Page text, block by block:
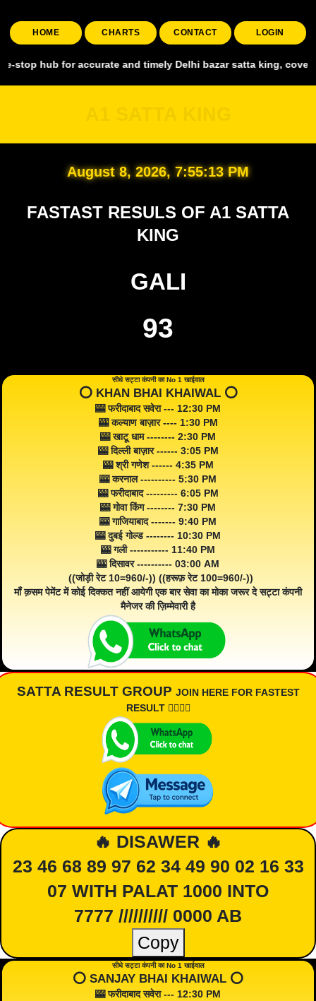
HOME CHARTS CONTACT LOGIN
for accurate and timely Delhi bazar satta king, covering all
August 8, 2026, 7:55:14 PM
FASTAST RESULS OF A1 SATTA
KING
GALI
93
सीधे सट्टा कंपनी का No 1 खाईवाल
⭕️ KHAN BHAI KHAIWAL ⭕️
🎰 फरीदाबाद सवेरा --- 12:30 PM
🎰 कल्याण बाज़ार ---- 1:30 PM
🎰 खाटू धाम -------- 2:30 PM
🎰 दिल्ली बाज़ार ------ 3:05 PM
🎰 श्री गणेश ------ 4:35 PM
🎰 करनाल ---------- 5:30 PM
🎰 फरीदाबाद --------- 6:05 PM
🎰 गोवा किंग -------- 7:30 PM
🎰 गाजियाबाद ------- 9:40 PM
🎰 दुबई गोल्ड -------- 10:30 PM
🎰 गली ----------- 11:40 PM
🎰 दिसावर ---------- 03:00 AM
((जोड़ी रेट 10=960/-)) ((हरूफ़ रेट 100=960/-))
माँ क़सम पेमेंट में कोई दिक्कत नहीं आयेगी एक बार सेवा का मोका जरूर दे सट्टा कंपनी
मैनेजर की ज़िम्मेवारी है
SATTA RESULT GROUP JOIN HERE FOR FASTEST
RESULT 👇🏾👇🏾
🔥 DISAWER 🔥
23 46 68 89 97 62 34 49 90 02 16 33
07 WITH PALAT 1000 INTO
7777 ////////// 0000 AB
Copy
सीधे सट्टा कंपनी का No 1 खाईवाल
⭕️ SANJAY BHAI KHAIWAL ⭕️
🎰 फरीदाबाद सवेरा --- 12:30 PM